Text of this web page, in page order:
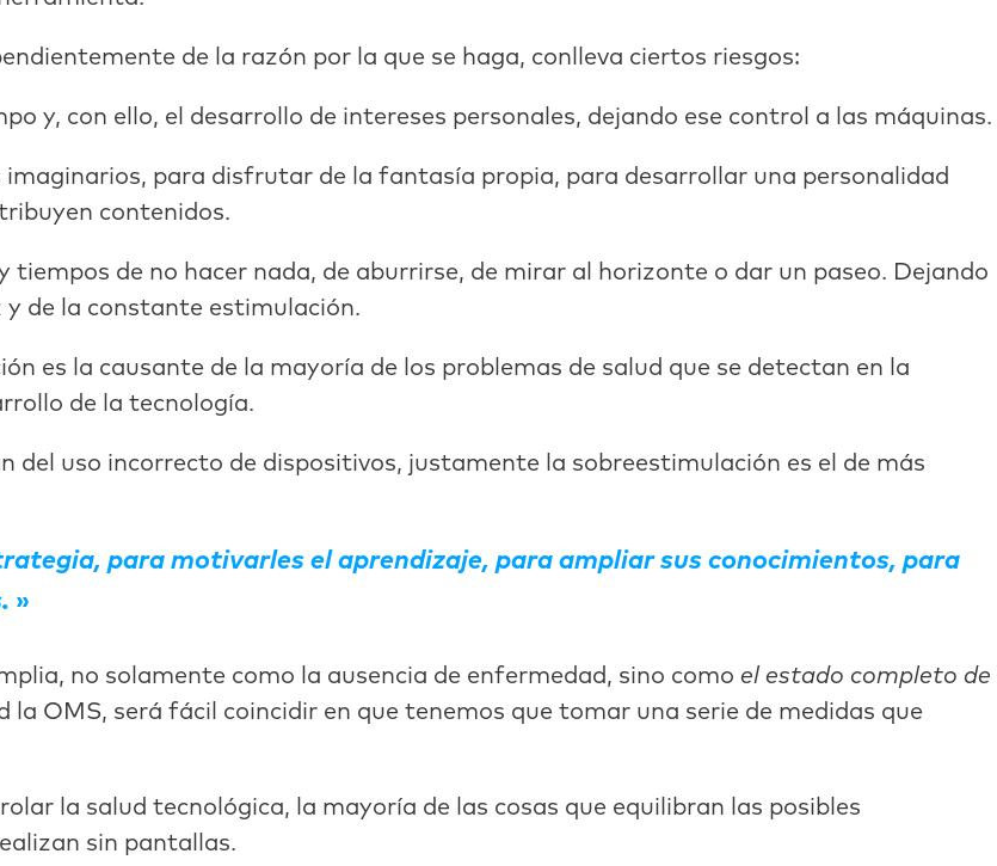
de la razón por la que se haga, conlleva ciertos riesgos:
con ello, el desarrollo de intereses personales, dejando ese control a las máquinas.
para disfrutar de la fantasía propia, para desarrollar una personalidad
contenidos.
de no hacer nada, de aburrirse, de mirar al horizonte o dar un paseo. Dejando
y de la constante estimulación.
es la causante de la mayoría de los problemas de salud que se detectan en la
de la tecnología.
del uso incorrecto de dispositivos, justamente la sobreestimulación es el de más
para motivarles el aprendizaje, para ampliar sus conocimientos, para
no solamente como la ausencia de enfermedad, sino como el estado completo de
la OMS, será fácil coincidir en que tenemos que tomar una serie de medidas que
la salud tecnológica, la mayoría de las cosas que equilibran las posibles
sin pantallas.